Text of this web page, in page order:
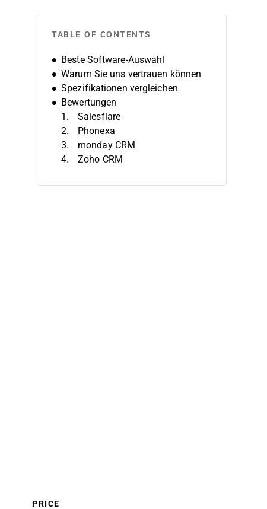
PRICE
TABLE OF CONTENTS
Beste Software-Auswahl
Warum Sie uns vertrauen können
Spezifikationen vergleichen
Bewertungen
Salesflare
Phonexa
monday CRM
Zoho CRM
Pipedrive CRM